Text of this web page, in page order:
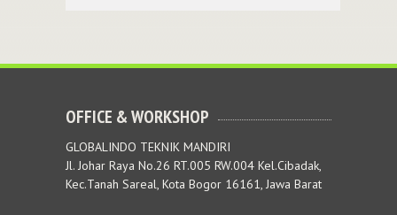
OFFICE & WORKSHOP
GLOBALINDO TEKNIK MANDIRI
Jl. Johar Raya No.26 RT.005 RW.004 Kel.Cibadak,
Kec.Tanah Sareal, Kota Bogor 16161, Jawa Barat